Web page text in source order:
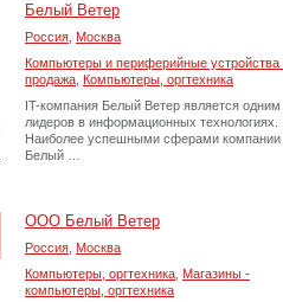
Белый Ветер
Россия Москва
Компьютеры и периферийные устройства
продажа Компьютеры, оргтехника
IT-компания Белый Ветер является одним
лидеров в информационных технологиях.
Наиболее успешными сферами компании
Белый …
OOO Белый Ветер
Россия Москва
Компьютеры, оргтехника Магазины -
компьютеры, оргтехника